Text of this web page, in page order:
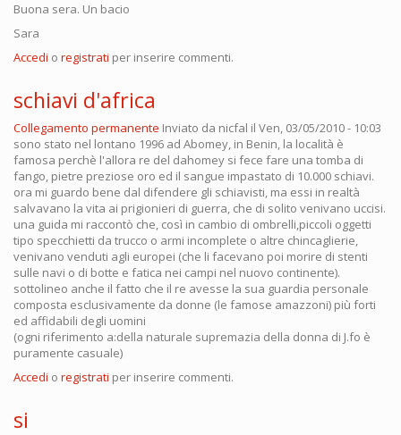
Buona sera. Un bacio
Sara
Accedi o registrati per inserire commenti.
schiavi d'africa
Collegamento permanente Inviato da nicfal il Ven, 03/05/2010 - 10:03
sono stato nel lontano 1996 ad Abomey, in Benin, la località è
famosa perchè l'allora re del dahomey si fece fare una tomba di
fango, pietre preziose oro ed il sangue impastato di 10.000 schiavi.
ora mi guardo bene dal difendere gli schiavisti, ma essi in realtà
salvavano la vita ai prigionieri di guerra, che di solito venivano uccisi.
una guida mi raccontò che, così in cambio di ombrelli,piccoli oggetti
tipo specchietti da trucco o armi incomplete o altre chincaglierie,
venivano venduti agli europei (che li facevano poi morire di stenti
sulle navi o di botte e fatica nei campi nel nuovo continente).
sottolineo anche il fatto che il re avesse la sua guardia personale
composta esclusivamente da donne (le famose amazzoni) più forti
ed affidabili degli uomini
(ogni riferimento a:della naturale supremazia della donna di J.fo è
puramente casuale)
Accedi o registrati per inserire commenti.
si